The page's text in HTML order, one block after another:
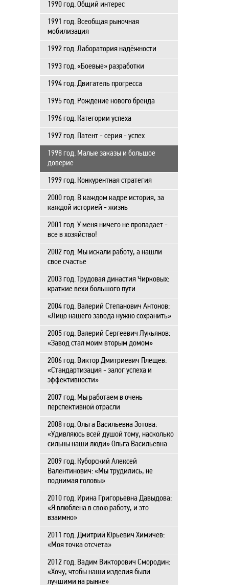
1990 год. Общий интерес
1991 год. Всеобщая рыночная
мобилизация
1992 год. Лаборатория надёжности
1993 год. «Боевые» разработки
1994 год. Двигатель прогресса
1995 год. Рождение нового бренда
1996 год. Категории успеха
1997 год. Патент - серия - успех
1998 год. Малые заказы и большое
доверие
1999 год. Конкурентная стратегия
2000 год. В каждом кадре история, за
каждой историей - жизнь
2001 год. У меня ничего не пропадает -
все в хозяйство!
2002 год. Мы искали работу, а нашли
свое счастье
2003 год. Трудовая династия Чирковых:
краткие вехи большого пути
2004 год. Валерий Степанович Антонов:
«Лицо нашего завода нужно сохранить»
2005 год. Валерий Сергеевич Лукьянов:
«Завод стал моим вторым домом»
2006 год. Виктор Дмитриевич Плещев:
«Стандартизация - залог успеха и
эффективности»
2007 год. Мы работаем в очень
перспективной отрасли
2008 год. Ольга Васильевна Зотова:
«Удивляюсь всей душой тому, насколько
сильны наши люди» Ольга Васильевна
2009 год. Куборский Алексей
Валентинович: «Мы трудились, не
поднимая головы»
2010 год. Ирина Григорьевна Давыдова:
«Я влюблена в свою работу, и это
взаимно»
2011 год. Дмитрий Юрьевич Химичев:
«Моя точка отсчета»
2012 год. Вадим Викторович Смородин:
«Хочу, чтобы наши изделия были
лучшими на рынке»